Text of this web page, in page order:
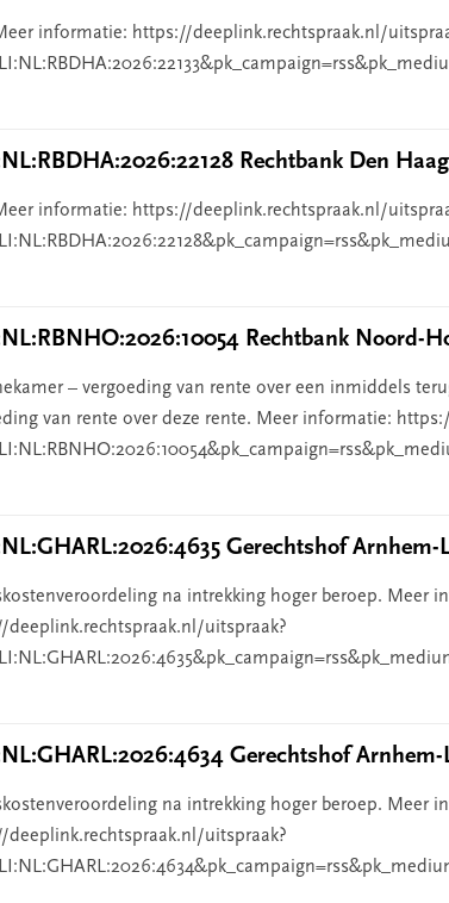
informatie: https://deeplink.rechtspraak.nl/
Rechtbank Den
informatie: https://deeplink.rechtspraak.nl/
Rechtbank Noord-
– vergoeding van rente over een inmiddels
van rente over deze rente. Meer informatie:
Gerechtshof
na intrekking hoger beroep. Meer
deeplink.rechtspraak.nl/uitspraak?
Gerechtshof
na intrekking hoger beroep. Meer
deeplink.rechtspraak.nl/uitspraak?